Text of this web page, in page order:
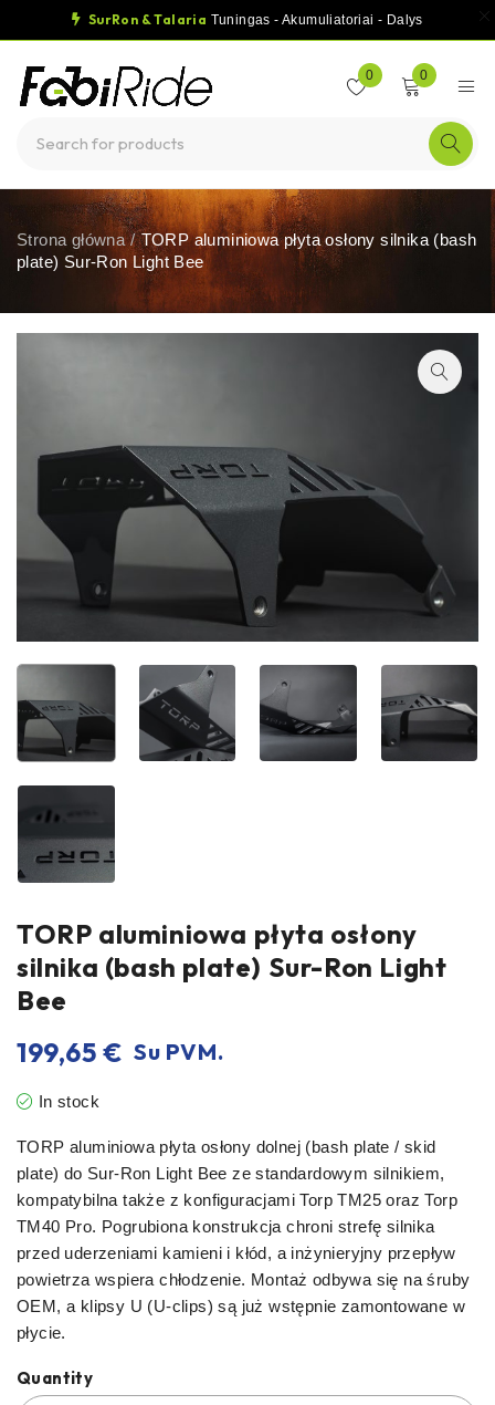
SurRon & Talaria Tuningas - Akumuliatoriai - Dalys
0 0
Strona główna / TORP aluminiowa płyta osłony silnika (bash
plate) Sur-Ron Light Bee
TORP aluminiowa płyta osłony
silnika (bash plate) Sur-Ron Light
Bee
199,65€ Su PVM.
In stock
TORP aluminiowa płyta osłony dolnej (bash plate / skid
plate) do Sur-Ron Light Bee ze standardowym silnikiem,
kompatybilna także z konfiguracjami Torp TM25 oraz Torp
TM40 Pro. Pogrubiona konstrukcja chroni strefę silnika
przed uderzeniami kamieni i kłód, a inżynieryjny przepływ
powietrza wspiera chłodzenie. Montaż odbywa się na śruby
OEM, a klipsy U (U-clips) są już wstępnie zamontowane w
płycie.
Quantity